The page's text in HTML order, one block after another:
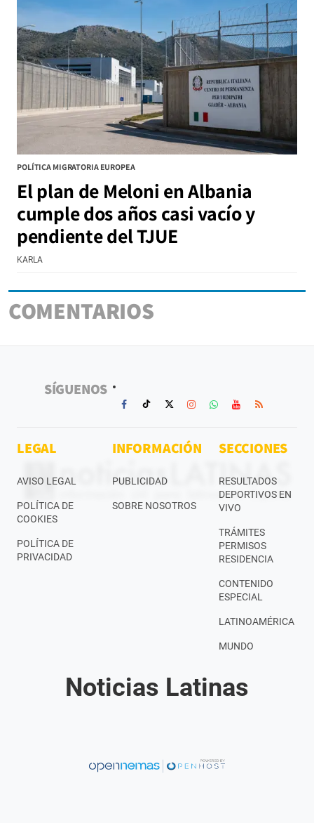
POLÍTICA MIGRATORIA EUROPEA
El plan de Meloni en Albania
cumple dos años casi vacío y
pendiente del TJUE
KARLA
COMENTARIOS
SÍGUENOS
LEGAL
AVISO LEGAL
POLÍTICA DE
COOKIES
POLÍTICA DE
PRIVACIDAD
INFORMACIÓN
PUBLICIDAD
SOBRE NOSOTROS
SECCIONES
RESULTADOS
DEPORTIVOS EN
VIVO
TRÁMITES
PERMISOS
RESIDENCIA
CONTENIDO
ESPECIAL
LATINOAMÉRICA
MUNDO
Noticias Latinas